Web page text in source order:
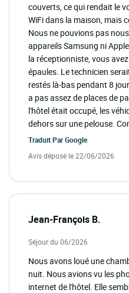
couverts, ce qui rendait le
WiFi dans la maison, mais
Nous ne pouvions pas
appareils Samsung ni
la réceptionniste, vous
épaules. Le technicien
restés là-bas pendant 8
a pas assez de places de
l'hôtel était occupé, les
dehors sur une pelouse.
Traduit ParGoogle
Avis déposé le 22/06/2026
Jean-François B.
Séjour du 06/2026
Nous avons loué une
nuit. Nous avions vu les
internet de l'hôtel. Elle